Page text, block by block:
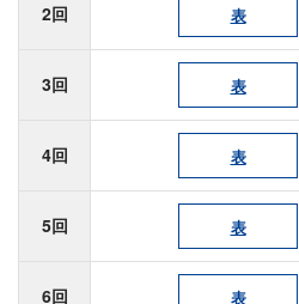
2回 表
3回 表
4回 表
5回 表
6回 表